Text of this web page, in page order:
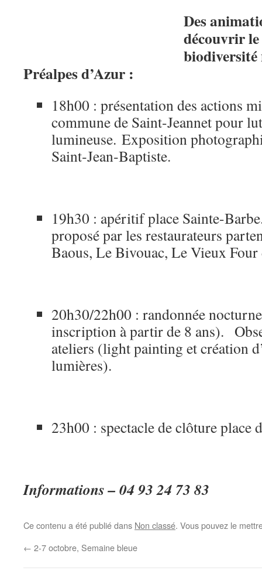
Des
découvrir
biodiversité
Préalpes d’Azur :
18h00 : présentation des actions
commune de Saint-Jeannet pour
lumineuse. Exposition
Saint‑Jean‑Baptiste.
19h30 : apéritif place Sainte-
proposé par les restaurateurs
Baous, Le Bivouac, Le Vieux
20h30/22h00 : randonnée
inscription à partir de 8 ans).
ateliers (light painting et création
lumières).
23h00 : spectacle de clôture place
Informations – 04 93 24 73 83
Ce contenu a été publié dans Non classé. Vous pouvez le
← 2-7 octobre, Semaine bleue